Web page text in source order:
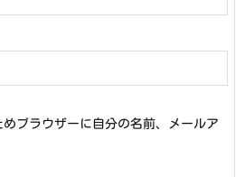
ブラウザーに自分の名前、メールア